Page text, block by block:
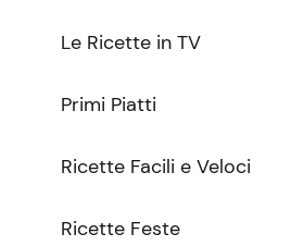
Le Ricette in TV
Primi Piatti
Ricette Facili e Veloci
Ricette Feste